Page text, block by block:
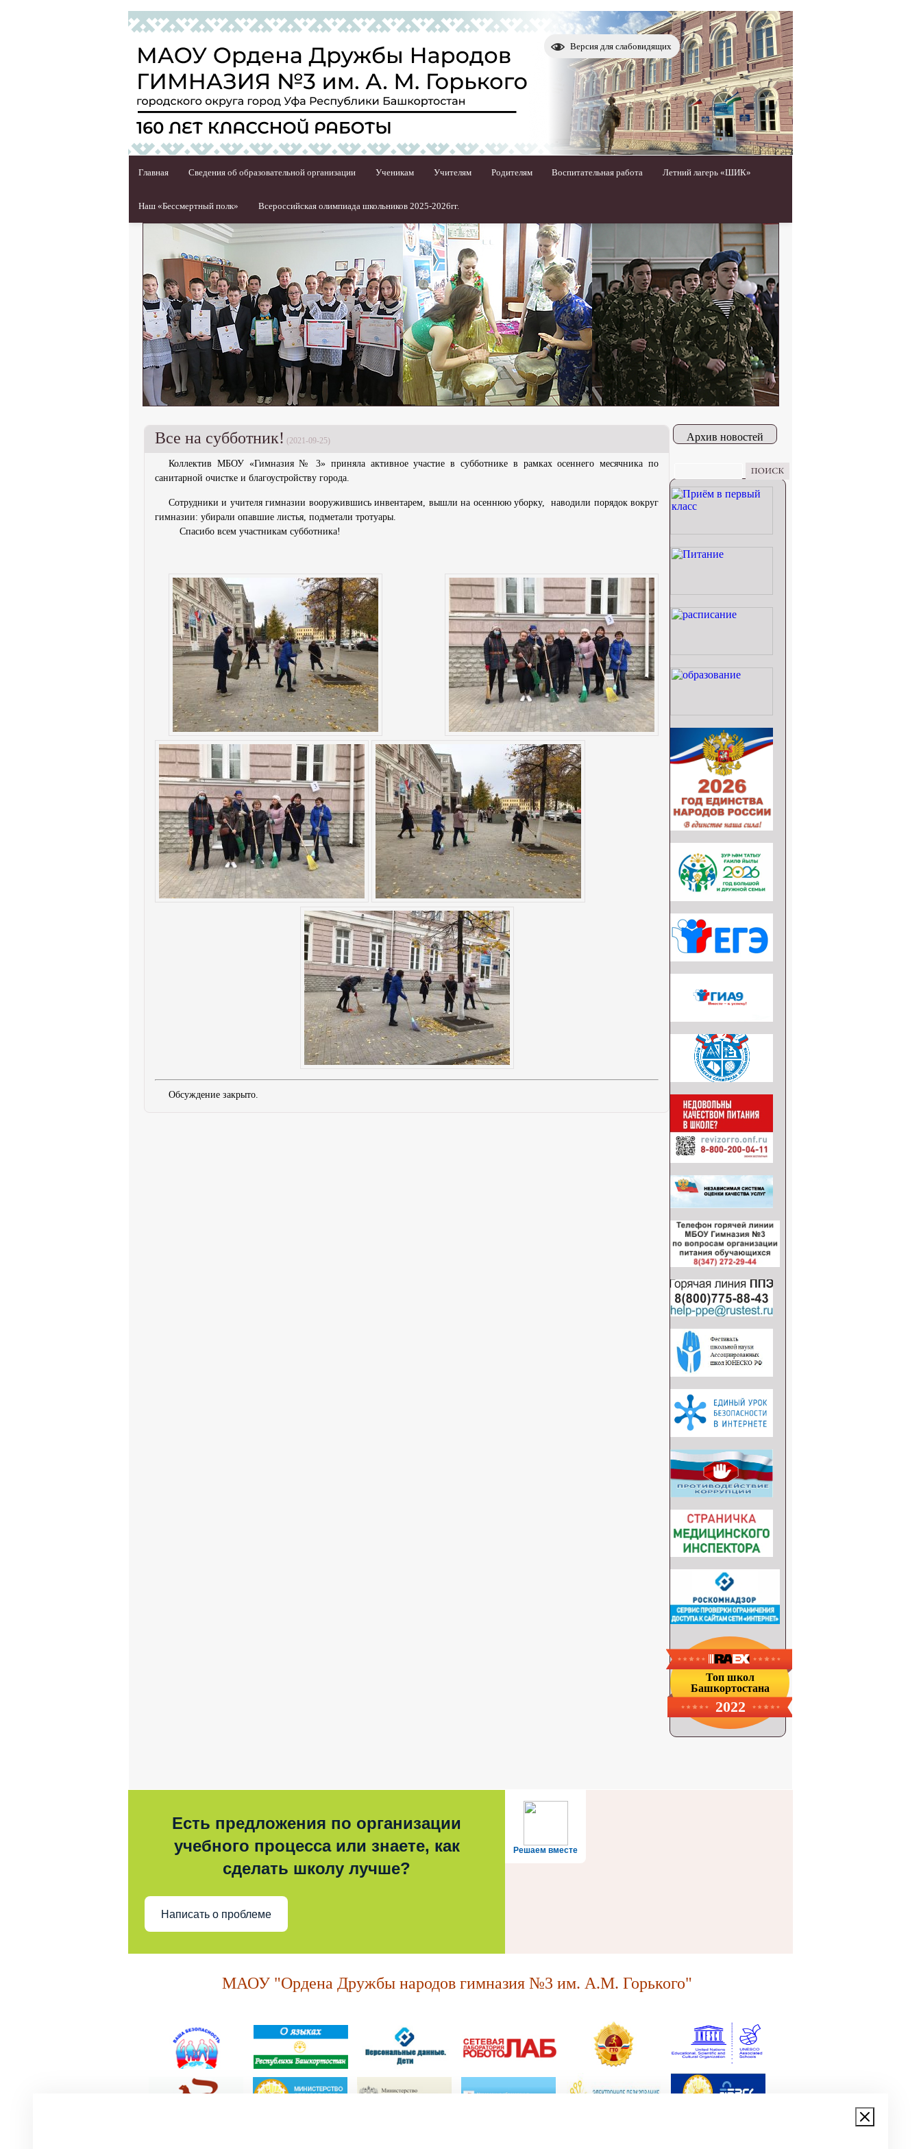
Версия для слабовидящих
Главная Сведения об образовательной организации Ученикам Учителям Родителям Воспитательная работа Летний лагерь «ШИК»
Наш «Бессмертный полк» Всероссийская олимпиада школьников 2025-2026гг.
Все на субботник! (2021-09-25)
Коллектив МБОУ «Гимназия № 3» приняла активное участие в субботнике в рамках осеннего месячника по
санитарной очистке и благоустройству города.
Сотрудники и учителя гимназии вооружившись инвентарем, вышли на осеннюю уборку, наводили порядок вокруг
гимназии: убирали опавшие листья, подметали тротуары.
Спасибо всем участникам субботника!
Обсуждение закрыто.
Архив новостей
Топ школ
Башкортостана
2022
Решаем вместе
Есть предложения по организации
учебного процесса или знаете, как
сделать школу лучше?
Написать о проблеме
МАОУ "Ордена Дружбы народов гимназия №3 им. А.М. Горького"